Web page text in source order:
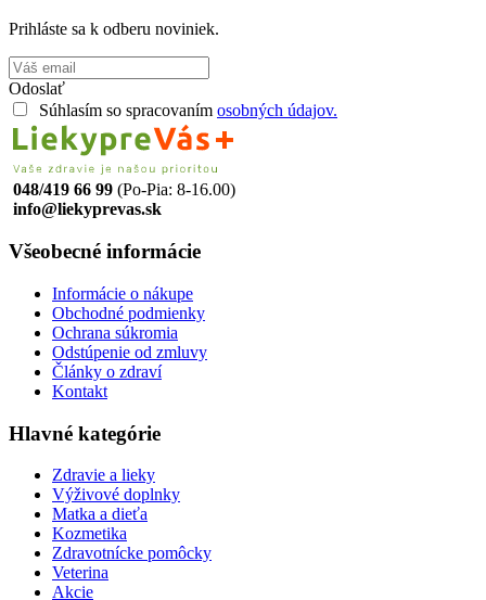
Prihláste sa k odberu noviniek.
Odoslať
Súhlasím so spracovaním osobných údajov.
048/419 66 99 (Po-Pia: 8-16.00)
info@liekyprevas.sk
Všeobecné informácie
Informácie o nákupe
Obchodné podmienky
Ochrana súkromia
Odstúpenie od zmluvy
Články o zdraví
Kontakt
Hlavné kategórie
Zdravie a lieky
Výživové doplnky
Matka a dieťa
Kozmetika
Zdravotnícke pomôcky
Veterina
Akcie